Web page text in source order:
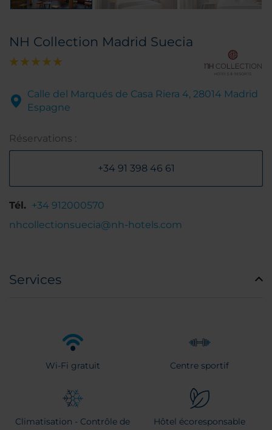
NH Collection Madrid Suecia
Calle del Marqués de Casa Riera 4, 28014 Madrid
Espagne
Réservations :
+34 91 398 46 61
Tél. +34 912000570
nhcollectionsuecia@nh-hotels.com
Services
Wi-Fi gratuit Centre sportif
Climatisation - Contrôle de
Hôtel écoresponsable